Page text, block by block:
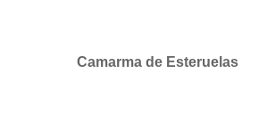
Camarma de Esteruelas